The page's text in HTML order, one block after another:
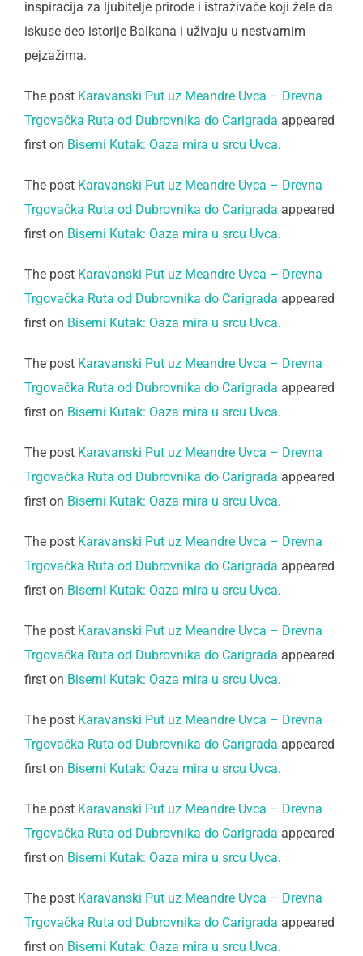
inspiracija za ljubitelje prirode i istraživače koji žele da
iskuse deo istorije Balkana i uživaju u nestvarnim
pejzažima.
The post Karavanski Put uz Meandre Uvca – Drevna
Trgovačka Ruta od Dubrovnika do Carigrada appeared
first on Biserni Kutak: Oaza mira u srcu Uvca.
The post Karavanski Put uz Meandre Uvca – Drevna
Trgovačka Ruta od Dubrovnika do Carigrada appeared
first on Biserni Kutak: Oaza mira u srcu Uvca.
The post Karavanski Put uz Meandre Uvca – Drevna
Trgovačka Ruta od Dubrovnika do Carigrada appeared
first on Biserni Kutak: Oaza mira u srcu Uvca.
The post Karavanski Put uz Meandre Uvca – Drevna
Trgovačka Ruta od Dubrovnika do Carigrada appeared
first on Biserni Kutak: Oaza mira u srcu Uvca.
The post Karavanski Put uz Meandre Uvca – Drevna
Trgovačka Ruta od Dubrovnika do Carigrada appeared
first on Biserni Kutak: Oaza mira u srcu Uvca.
The post Karavanski Put uz Meandre Uvca – Drevna
Trgovačka Ruta od Dubrovnika do Carigrada appeared
first on Biserni Kutak: Oaza mira u srcu Uvca.
The post Karavanski Put uz Meandre Uvca – Drevna
Trgovačka Ruta od Dubrovnika do Carigrada appeared
first on Biserni Kutak: Oaza mira u srcu Uvca.
The post Karavanski Put uz Meandre Uvca – Drevna
Trgovačka Ruta od Dubrovnika do Carigrada appeared
first on Biserni Kutak: Oaza mira u srcu Uvca.
The post Karavanski Put uz Meandre Uvca – Drevna
Trgovačka Ruta od Dubrovnika do Carigrada appeared
first on Biserni Kutak: Oaza mira u srcu Uvca.
The post Karavanski Put uz Meandre Uvca – Drevna
Trgovačka Ruta od Dubrovnika do Carigrada appeared
first on Biserni Kutak: Oaza mira u srcu Uvca.